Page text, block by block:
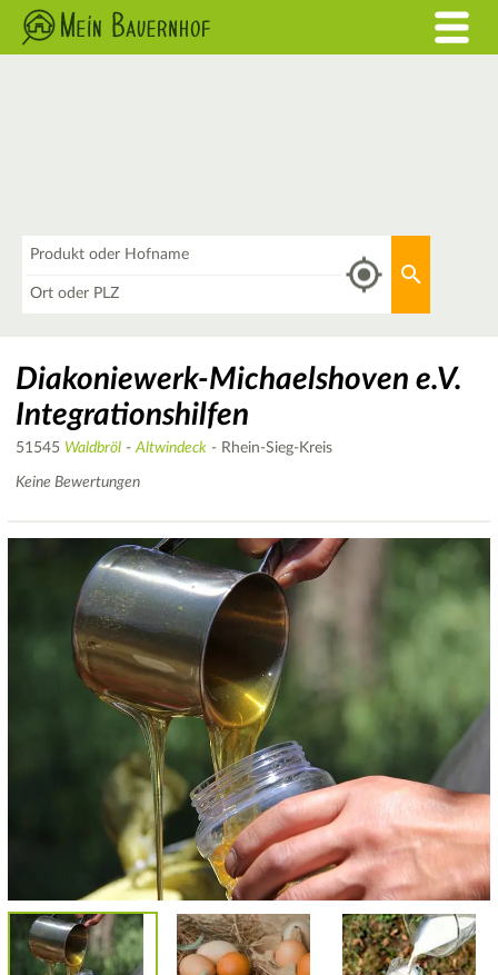
Diakoniewerk-Michaelshoven e.V.
Integrationshilfen
51545 Waldbröl -Altwindeck - Rhein-Sieg-Kreis
Keine Bewertungen